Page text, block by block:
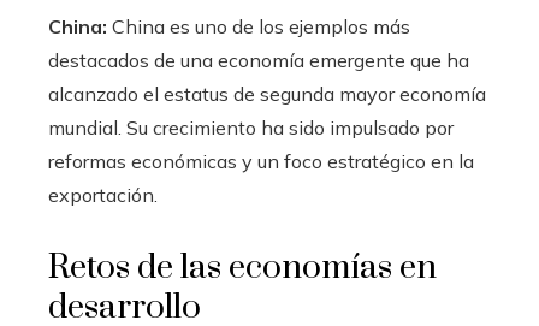
China: China es uno de los ejemplos más
destacados de una economía emergente que ha
alcanzado el estatus de segunda mayor economía
mundial. Su crecimiento ha sido impulsado por
reformas económicas y un foco estratégico en la
exportación.
Retos de las economías en
desarrollo